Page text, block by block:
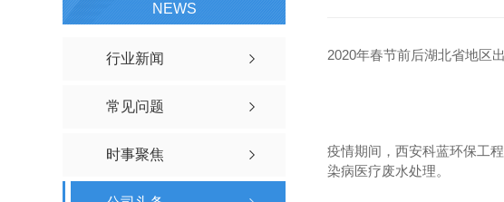
NEWS
行业新闻
常见问题
时事聚焦
2020年春节前后湖北省地区
疫情期间，西安科蓝环保工
染病医疗废水处理。